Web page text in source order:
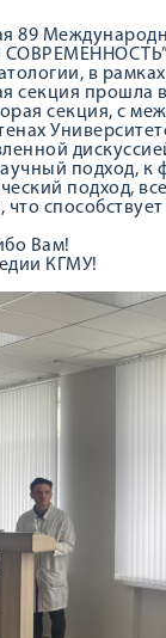
89
в
секция
секция, с
подход,
подход,
что
Вам!
КГМУ!